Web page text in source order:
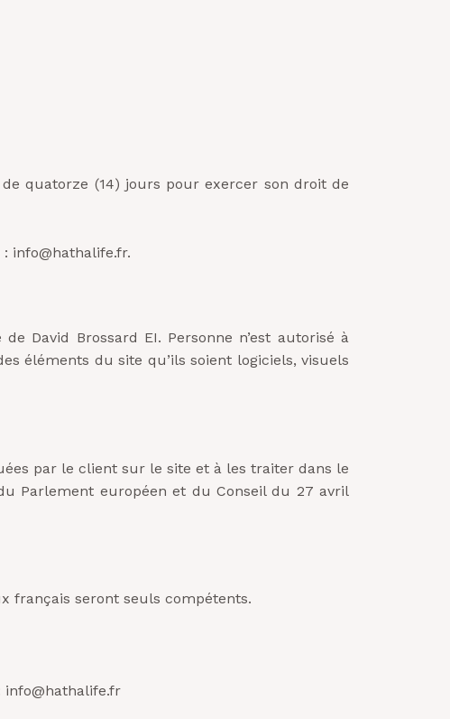
quatorze (14) jours pour exercer son droit de
info@hathalife.fr.
David Brossard EI. Personne n’est autorisé à
éléments du site qu’ils soient logiciels, visuels
par le client sur le site et à les traiter dans le
Parlement européen et du Conseil du 27 avril
français seront seuls compétents.
info@hathalife.fr